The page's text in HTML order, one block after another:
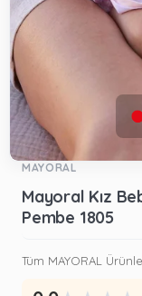
MAYORAL
Mayoral Kız
Pembe 1805
Tüm MAYORAL